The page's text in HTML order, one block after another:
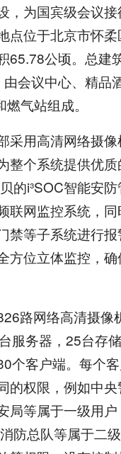
，为国宾级会议
点位于北京市怀
65.78公顷。总建
会议中心、精品
气站组成。
用高清网络摄像
整个系统提供优
的i³SOC智能安防
联网监控系统，同
禁等子系统进行
方位立体监控，
路网络高清摄像
服务器，25台存
个客户端。每个
的权限，例如中
局等属于一级用
防总队等属于二